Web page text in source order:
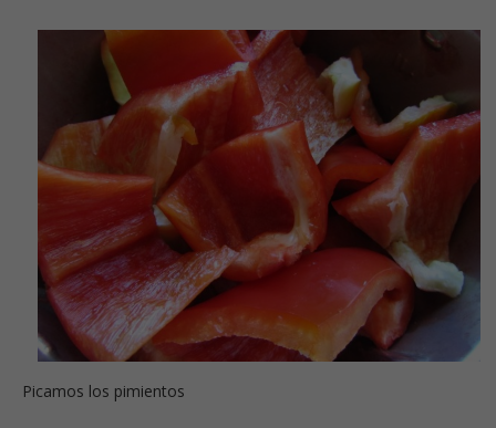
Picamos los pimientos